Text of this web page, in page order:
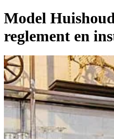
Model
reglement en